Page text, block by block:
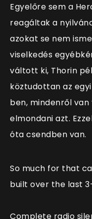
Egyelőre sem a
reagáltak a
azokat se nem
viselkedés
váltott ki, Thorin
köztudottan az
ben, mindenről
elmondani azt.
óta csendben van.
So much for that
built over the last
Complete radio